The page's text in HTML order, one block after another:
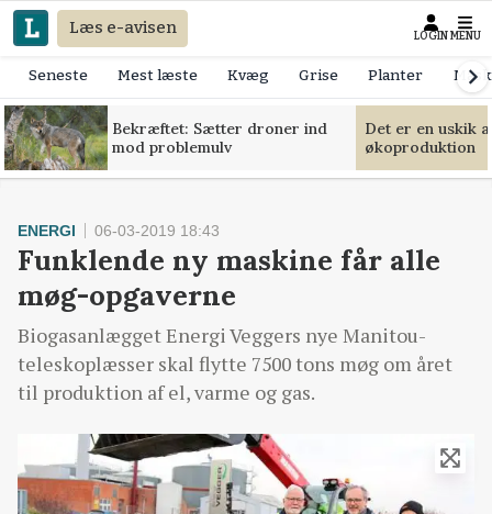
Læs e-avisen LOGIN MENU
Seneste Mest læste Kvæg Grise Planter
Bekræftet: Sætter droner ind
mod problemulv
Det er en uskik
økoproduktion
ENERGI 06-03-2019 18:43
Funklende ny maskine får alle
møg-opgaverne
Biogasanlægget Energi Veggers nye Manitou-
teleskoplæsser skal flytte 7500 tons møg om året
til produktion af el, varme og gas.